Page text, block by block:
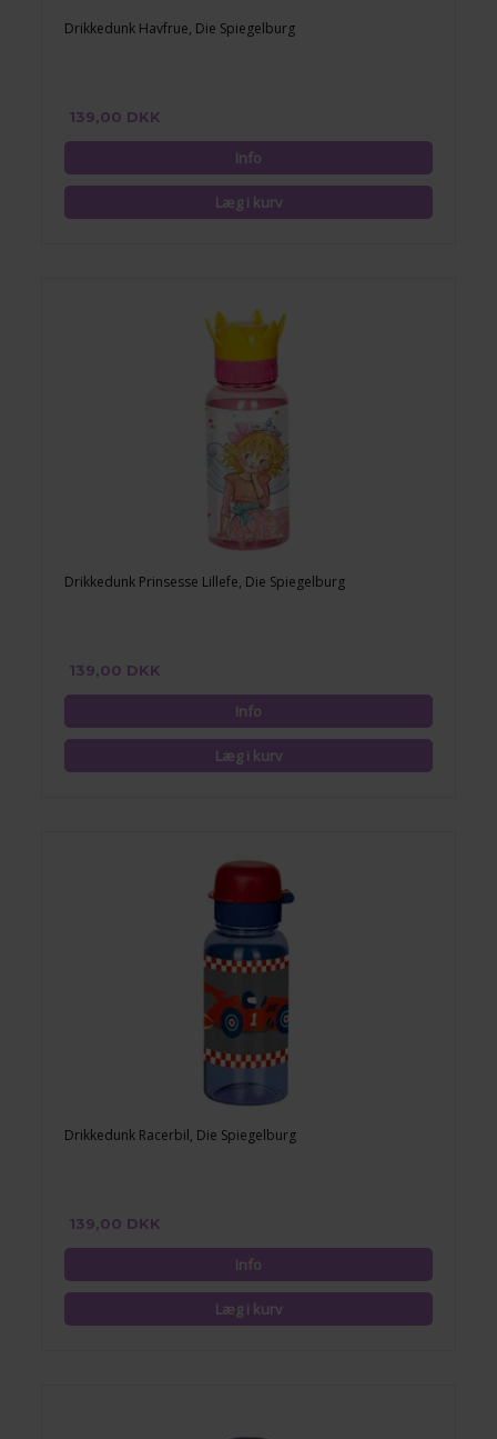
Drikkedunk Havfrue, Die Spiegelburg
139,00 DKK
Drikkedunk Prinsesse Lillefe, Die Spiegelburg
139,00 DKK
Drikkedunk Racerbil, Die Spiegelburg
139,00 DKK